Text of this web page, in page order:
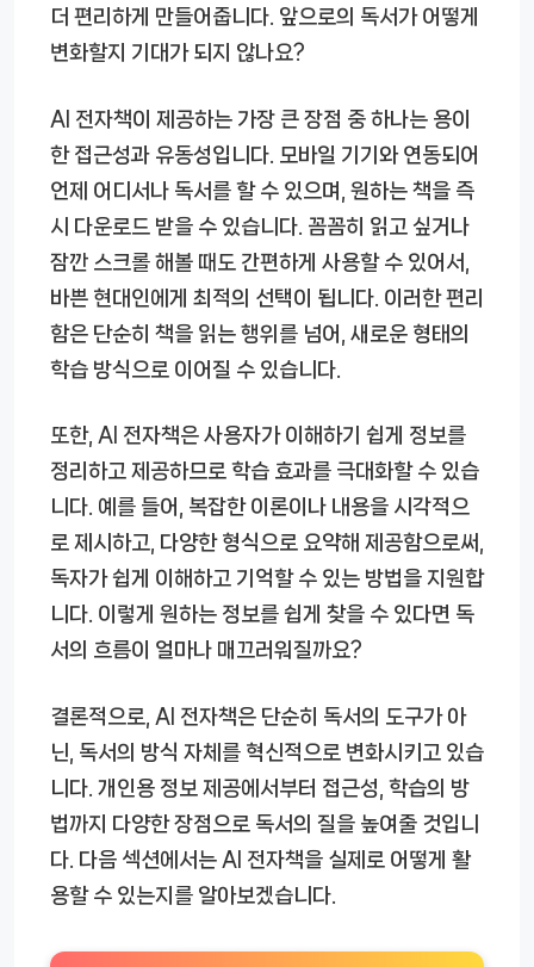
더 편리하게 만들어줍니다. 앞으로의 독서가 어떻게
변화할지 기대가 되지 않나요?
AI 전자책이 제공하는 가장 큰 장점 중 하나는 용이
한 접근성과 유동성입니다. 모바일 기기와 연동되어
언제 어디서나 독서를 할 수 있으며, 원하는 책을 즉
시 다운로드 받을 수 있습니다. 꼼꼼히 읽고 싶거나
잠깐 스크롤 해볼 때도 간편하게 사용할 수 있어서,
바쁜 현대인에게 최적의 선택이 됩니다. 이러한 편리
함은 단순히 책을 읽는 행위를 넘어, 새로운 형태의
학습 방식으로 이어질 수 있습니다.
또한, AI 전자책은 사용자가 이해하기 쉽게 정보를
정리하고 제공하므로 학습 효과를 극대화할 수 있습
니다. 예를 들어, 복잡한 이론이나 내용을 시각적으
로 제시하고, 다양한 형식으로 요약해 제공함으로써,
독자가 쉽게 이해하고 기억할 수 있는 방법을 지원합
니다. 이렇게 원하는 정보를 쉽게 찾을 수 있다면 독
서의 흐름이 얼마나 매끄러워질까요?
결론적으로, AI 전자책은 단순히 독서의 도구가 아
닌, 독서의 방식 자체를 혁신적으로 변화시키고 있습
니다. 개인용 정보 제공에서부터 접근성, 학습의 방
법까지 다양한 장점으로 독서의 질을 높여줄 것입니
다. 다음 섹션에서는 AI 전자책을 실제로 어떻게 활
용할 수 있는지를 알아보겠습니다.